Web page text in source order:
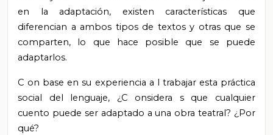
en la adaptación, existen características que
diferencian a ambos tipos de textos y otras que se
comparten, lo que hace posible que se puede
adaptarlos.
C on base en su experiencia a l trabajar esta práctica
social del lenguaje, ¿C onsidera s que cualquier
cuento puede ser adaptado a una obra teatral? ¿Por
qué?